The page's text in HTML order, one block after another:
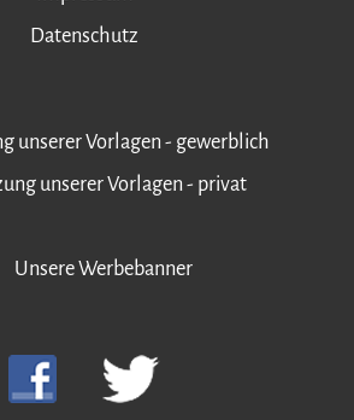
Datenschutz
unserer Vorlagen - gewerblich
unserer Vorlagen - privat
Unsere Werbebanner